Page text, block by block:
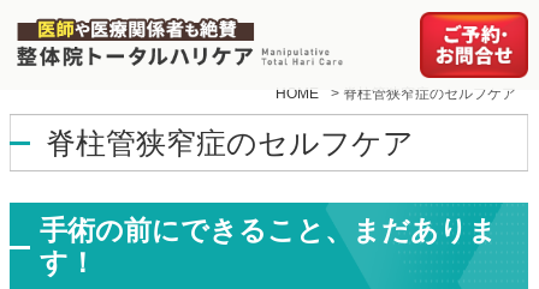
HOME > 脊柱管狭窄症のセルフケア
脊柱管狭窄症のセルフケア
手術の前にできること、まだありま
す！